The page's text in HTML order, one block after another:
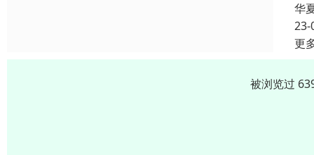
华
23-
更
被浏览过